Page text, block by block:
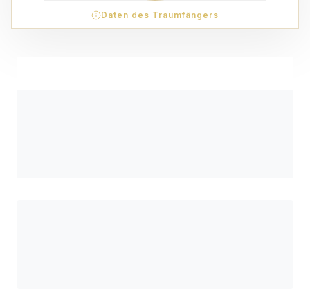
Daten des Traumfängers